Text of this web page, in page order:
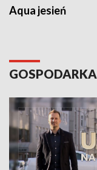
Aqua jesień
GOSPODARKA